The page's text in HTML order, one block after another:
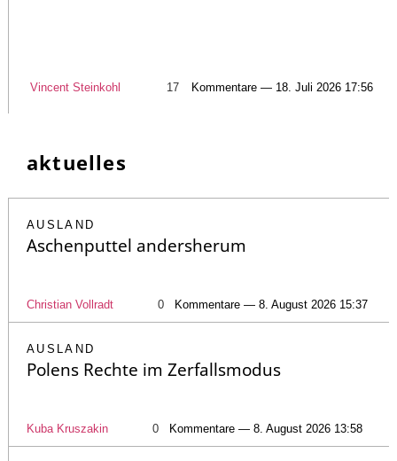
Vincent Steinkohl 17 Kommentare — 18. Juli 2026 17:56
aktuelles
AUSLAND
Aschenputtel andersherum
Christian Vollradt 0 Kommentare — 8. August 2026 15:37
AUSLAND
Polens Rechte im Zerfallsmodus
Kuba Kruszakin 0 Kommentare — 8. August 2026 13:58